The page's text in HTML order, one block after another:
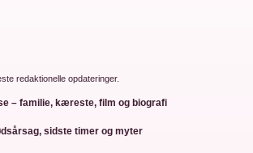
redaktionelle opdateringer.
– familie, kæreste, film og biografi
sidste timer og myter